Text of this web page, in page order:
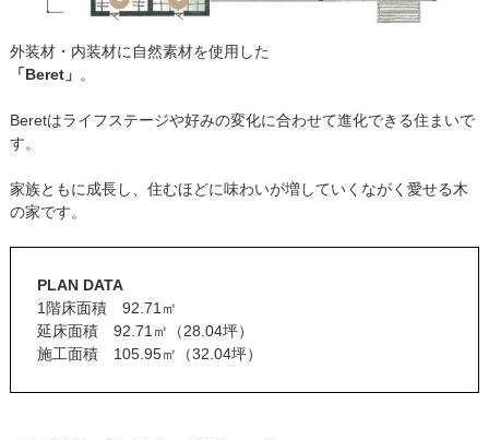
外装材・内装材に自然素材を使用した
「Beret」 。
Beretはライフステージや好みの変化に合わせて進化できる住まいで
す。
家族ともに成長し、住むほどに味わいが増していくながく愛せる木
の家です。
PLAN DATA
1階床面積 92.71㎡
延床面積 92.71㎡（28.04坪）
施工面積 105.95㎡（32.04坪）